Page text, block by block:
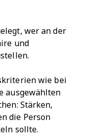
wer an der
und
wie bei
ausgewählten
Stärken,
die Person
sollte.